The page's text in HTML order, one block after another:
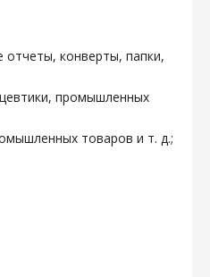
отчеты, конверты, папки,
промышленных
товаров и т. д.;